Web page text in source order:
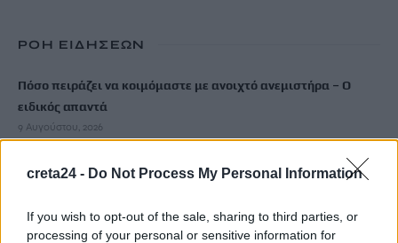
creta24 - Do Not Process My Personal Information
If you wish to opt-out of the sale, sharing to third parties, or
processing of your personal or sensitive information for
ΡΟΗ ΕΙΔΗΣΕΩΝ
Πόσο πειράζει να κοιμόμαστε με ανοιχτό ανεμιστήρα – Ο
ειδικός απαντά
9 Αυγούστου, 2026
Ένα άγνωστο επίδομα για συνταξιούχους – Ποιες οι
9 Αυγούστου, 2026